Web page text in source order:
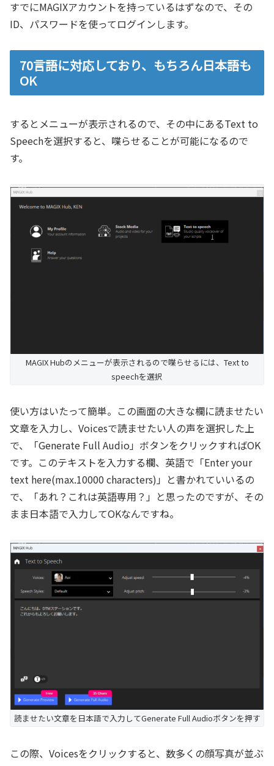
すでにMAGIXアカウントを持っているはずなので、その
ID、パスワードを使ってログインします。
70言語に対応しており、もちろん日本語も
OK
するとメニューが表示されるので、その中にあるText to
Speechを選択すると、喋らせることが可能になるので
す。
MAGIX Hubのメニューが表示されるので喋らせるには、Text to
speechを選択
使い方はいたって簡単。この画面の大きな欄に読ませたい
文章を入力し、Voicesで読ませたい人の声を選択した上
で、「Generate Full Audio」ボタンをクリックすればOK
です。このテキストを入力する欄、英語で「Enter your
text here(max.10000 characters)」と書かれていいるの
で、「あれ？これは英語専用？」と思ったのですが、その
まま日本語で入力してOKなんですね。
読ませたい文章を日本語で入力してGenerate Full Audioボタンを押す
この際、Voicesをクリックすると、数多くの顔写真が並ぶ